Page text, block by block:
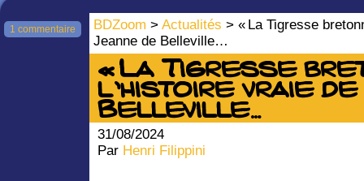
BDZoom > Actualités > « La Tigresse
Jeanne de Belleville…
1 commentaire
« La Tigresse
l’histoire vraie de
Belleville…
31/08/2024
Par Henri Filippini